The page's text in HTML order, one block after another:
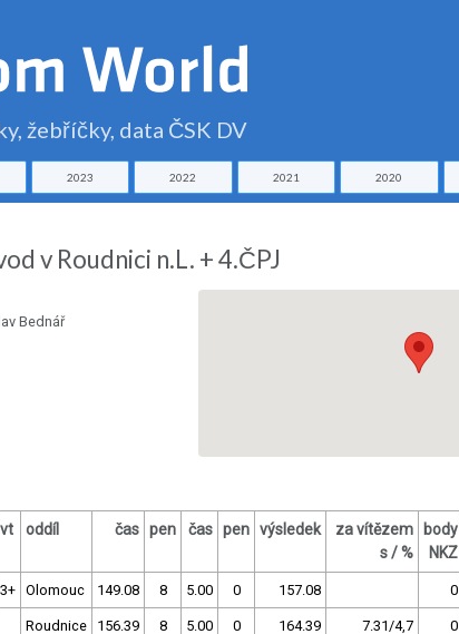
žebříčky, data ČSK DV
2023 2022 2021 2020
v Roudnici n.L. + 4.ČPJ
Bednář
vt oddíl čas pen čas pen výsledek
za vítězem
s / %
body
NKZ
3+ Olomouc 149.08 8 5.00 0 157.08 0
Roudnice 156.39 8 5.00 0 164.39 7.31/4,7 0